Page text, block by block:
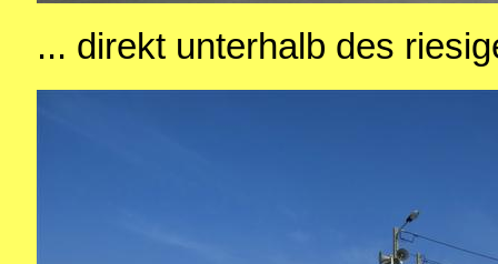
... direkt unterhalb des